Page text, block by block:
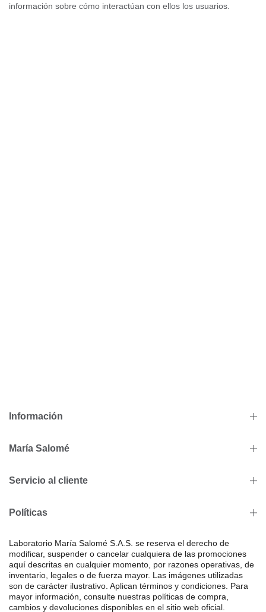
información sobre cómo interactúan con ellos los usuarios.
Información
María Salomé
Servicio al cliente
Políticas
Laboratorio María Salomé S.A.S. se reserva el derecho de
modificar, suspender o cancelar cualquiera de las promociones
aquí descritas en cualquier momento, por razones operativas, de
inventario, legales o de fuerza mayor. Las imágenes utilizadas
son de carácter ilustrativo. Aplican términos y condiciones. Para
mayor información, consulte nuestras políticas de compra,
cambios y devoluciones disponibles en el sitio web oficial.